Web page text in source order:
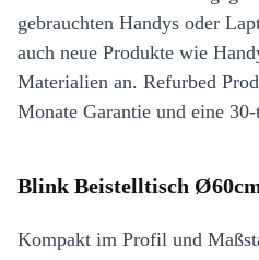
gebrauchten Handys oder
auch neue Produkte wie
Materialien an. Refurbed
Monate Garantie und eine 30-
Blink Beistelltisch
Kompakt im Profil und